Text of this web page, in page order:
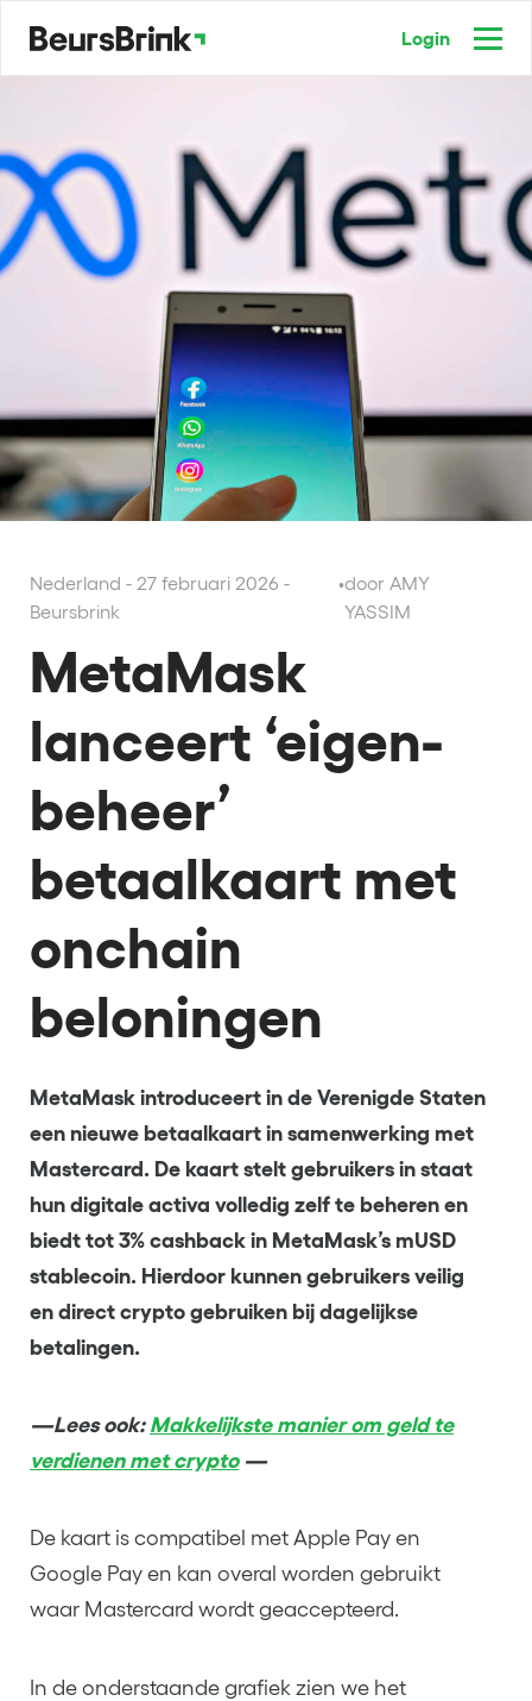
Login
Nederland - 27 februari 2026 -
Beursbrink
•door AMY
YASSIM
MetaMask
lanceert ‘eigen-
beheer’
betaalkaart met
onchain
beloningen
MetaMask introduceert in de Verenigde Staten
een nieuwe betaalkaart in samenwerking met
Mastercard. De kaart stelt gebruikers in staat
hun digitale activa volledig zelf te beheren en
biedt tot 3% cashback in MetaMask’s mUSD
stablecoin. Hierdoor kunnen gebruikers veilig
en direct crypto gebruiken bij dagelijkse
betalingen.
—Lees ook: Makkelijkste manier om geld te
verdienen met crypto—
De kaart is compatibel met Apple Pay en
Google Pay en kan overal worden gebruikt
waar Mastercard wordt geaccepteerd.
In de onderstaande grafiek zien we het